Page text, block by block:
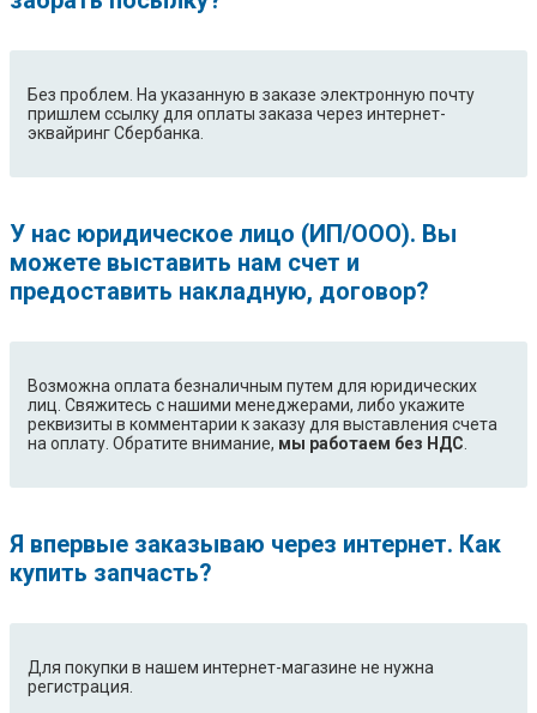
Без проблем. На указанную в заказе электронную почту
пришлем ссылку для оплаты заказа через интернет-
эквайринг Сбербанка.
У нас юридическое лицо (ИП/ООО). Вы
можете выставить нам счет и
предоставить накладную, договор?
Возможна оплата безналичным путем для юридических
лиц. Свяжитесь с нашими менеджерами, либо укажите
реквизиты в комментарии к заказу для выставления счета
на оплату. Обратите внимание, мы работаем без НДС
Я впервые заказываю через интернет. Как
купить запчасть?
Для покупки в нашем интернет-магазине не нужна
регистрация.